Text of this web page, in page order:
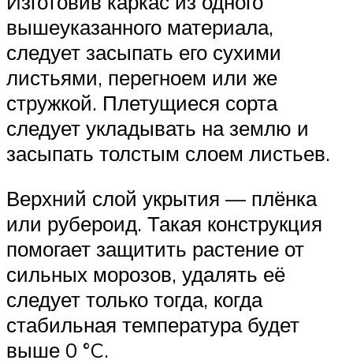
вышеуказанного материала,
следует засыпать его сухими
листьями, перегноем или же
стружкой. Плетущиеся сорта
следует укладывать на землю и
засыпать толстым слоем листьев.
Верхний слой укрытия — плёнка
или рубероид. Такая конструкция
помогает защитить растение от
сильных морозов, удалять её
следует только тогда, когда
стабильная температура будет
выше 0 °C.